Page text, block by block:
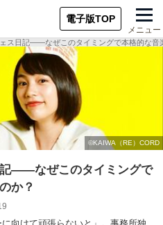
電子版TOP
メニュー
ス日記――なぜこのタイミングで本格的な音
――なぜこのタイミングで
か？